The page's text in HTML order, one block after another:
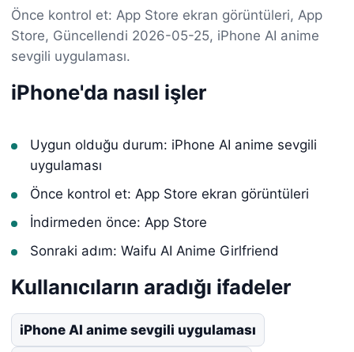
Önce kontrol et: App Store ekran görüntüleri, App
Store, Güncellendi 2026-05-25, iPhone AI anime
sevgili uygulaması.
iPhone'da nasıl işler
Uygun olduğu durum: iPhone AI anime sevgili
uygulaması
Önce kontrol et: App Store ekran görüntüleri
İndirmeden önce: App Store
Sonraki adım: Waifu AI Anime Girlfriend
Kullanıcıların aradığı ifadeler
iPhone AI anime sevgili uygulaması